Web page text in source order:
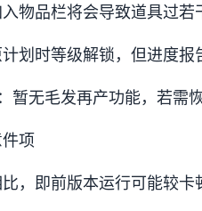
物品栏将会导致道具过
划时等级解锁，但进度
：暂无毛发再产功能，若需
项
，即前版本运行可能较卡